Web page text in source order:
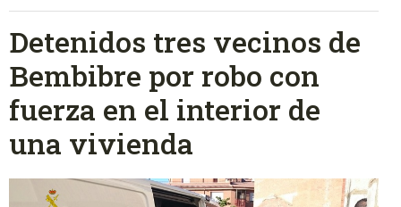
Detenidos tres vecinos de
Bembibre por robo con
fuerza en el interior de
una vivienda